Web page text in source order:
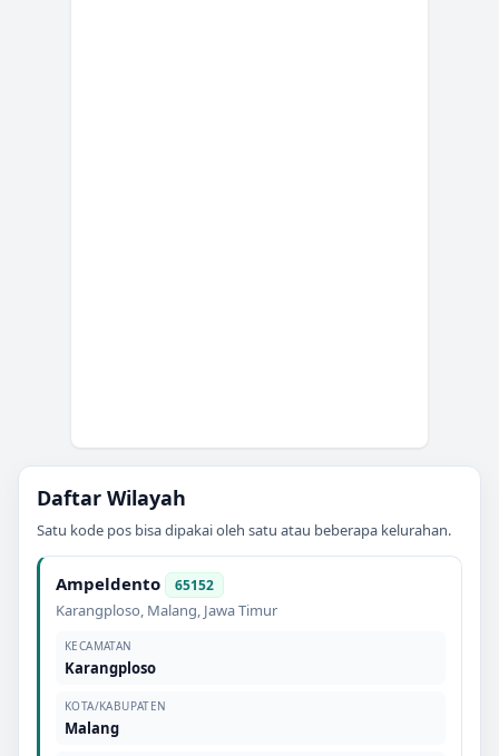
Daftar Wilayah
Satu kode pos bisa dipakai oleh satu atau beberapa kelurahan.
Ampeldento 65152
Karangploso, Malang, Jawa Timur
KECAMATAN
Karangploso
KOTA/KABUPATEN
Malang